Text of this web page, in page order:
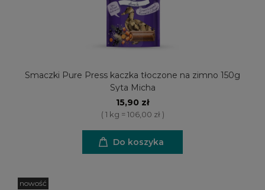
Smaczki Pure Press kaczka tłoczone na zimno 150g
Syta Micha
15,90 zł
( 1 kg = 106,00 zł )
Do koszyka
nowość